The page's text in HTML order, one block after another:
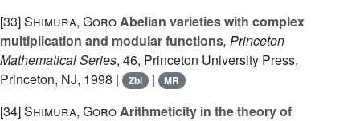
[33]Shimura, GoroAbelian varieties with complex
multiplication and modular functions, Princeton
Mathematical Series, 46, Princeton University Press,
Princeton, NJ, 1998 |
Zbl | MR
[34]Shimura, GoroArithmeticity in the theory of